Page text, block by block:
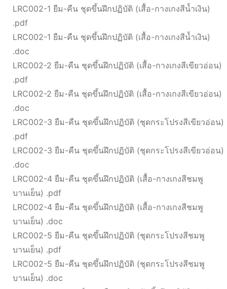
LRC002-1 ยืม-คืน ชุดขึ้นฝึกปฏิบัติ (เสื้อ-กางเกงสีน้ำเงิน)
.pdf
LRC002-1 ยืม-คืน ชุดขึ้นฝึกปฏิบัติ (เสื้อ-กางเกงสีน้ำเงิน)
.doc
LRC002-2 ยืม-คืน ชุดขึ้นฝึกปฏิบัติ (เสื้อ-กางเกงสีเขียวอ่อน)
.pdf
LRC002-2 ยืม-คืน ชุดขึ้นฝึกปฏิบัติ (เสื้อ-กางเกงสีเขียวอ่อน)
.doc
LRC002-3 ยืม-คืน ชุดขึ้นฝึกปฏิบัติ (ชุดกระโปรงสีเขียวอ่อน)
.pdf
LRC002-3 ยืม-คืน ชุดขึ้นฝึกปฏิบัติ (ชุดกระโปรงสีเขียวอ่อน)
.doc
LRC002-4 ยืม-คืน ชุดขึ้นฝึกปฏิบัติ (เสื้อ-กางเกงสีชมพู
บานเย็น) .pdf
LRC002-4 ยืม-คืน ชุดขึ้นฝึกปฏิบัติ (เสื้อ-กางเกงสีชมพู
บานเย็น) .doc
LRC002-5 ยืม-คืน ชุดขึ้นฝึกปฏิบัติ (ชุดกระโปรงสีชมพู
บานเย็น) .pdf
LRC002-5 ยืม-คืน ชุดขึ้นฝึกปฏิบัติ (ชุดกระโปรงสีชมพู
บานเย็น) .doc